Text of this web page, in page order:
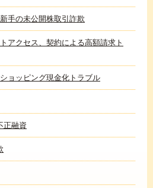
手の未公開株取引詐欺
アクセス、契約による高額請求ト
ョッピング現金化トラブル
正融資